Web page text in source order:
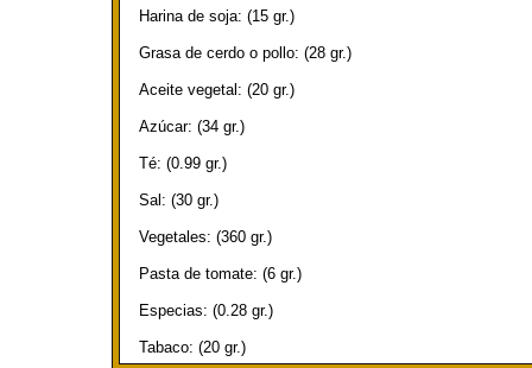
Harina de soja: (15 gr.)
Grasa de cerdo o pollo: (28 gr.)
Aceite vegetal: (20 gr.)
Azúcar: (34 gr.)
Té: (0.99 gr.)
Sal: (30 gr.)
Vegetales: (360 gr.)
Pasta de tomate: (6 gr.)
Especias: (0.28 gr.)
Tabaco: (20 gr.)